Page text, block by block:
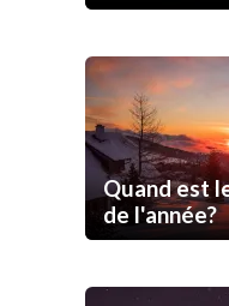
Quand est
de l'année?